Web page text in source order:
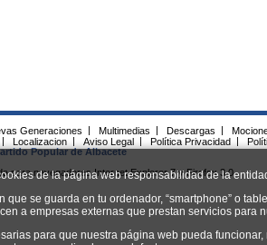
de la página web responsabilidad de la
se guarda en tu ordenador, “smartphone” o
a empresas externas que prestan servicios para
para que nuestra página web pueda
Generaciones Multimedias Descargas
Localizacion Aviso Legal Política Privacidad
Popular de Albacete
para navegadores Internet Explorer 7 y Firefox 3.0.